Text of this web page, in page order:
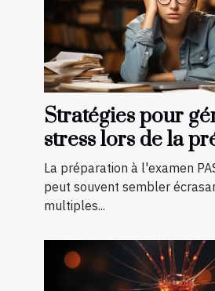
Stratégies pour
stress lors de la
à l'examen PASS à
La préparation à l'examen
peut souvent sembler
multiples...